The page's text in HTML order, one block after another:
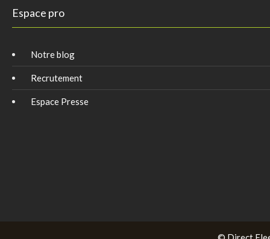
Espace pro
Notre blog
Recrutement
Espace Presse